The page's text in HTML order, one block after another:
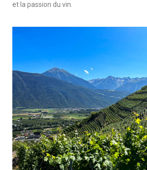
et la passion du vin.